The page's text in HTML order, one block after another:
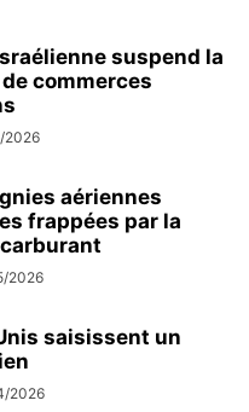
suspend la
commerces
2026
aériennes
frappées par la
2026
saisissent un
2026